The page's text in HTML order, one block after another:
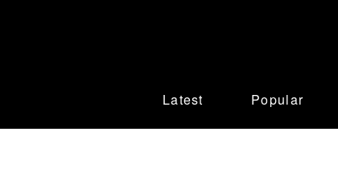
Latest Popular